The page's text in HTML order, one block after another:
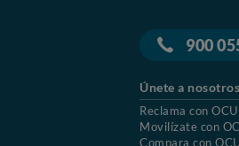
900
Únete a nosotros
Reclama con OCU
Movilízate con
Compara con